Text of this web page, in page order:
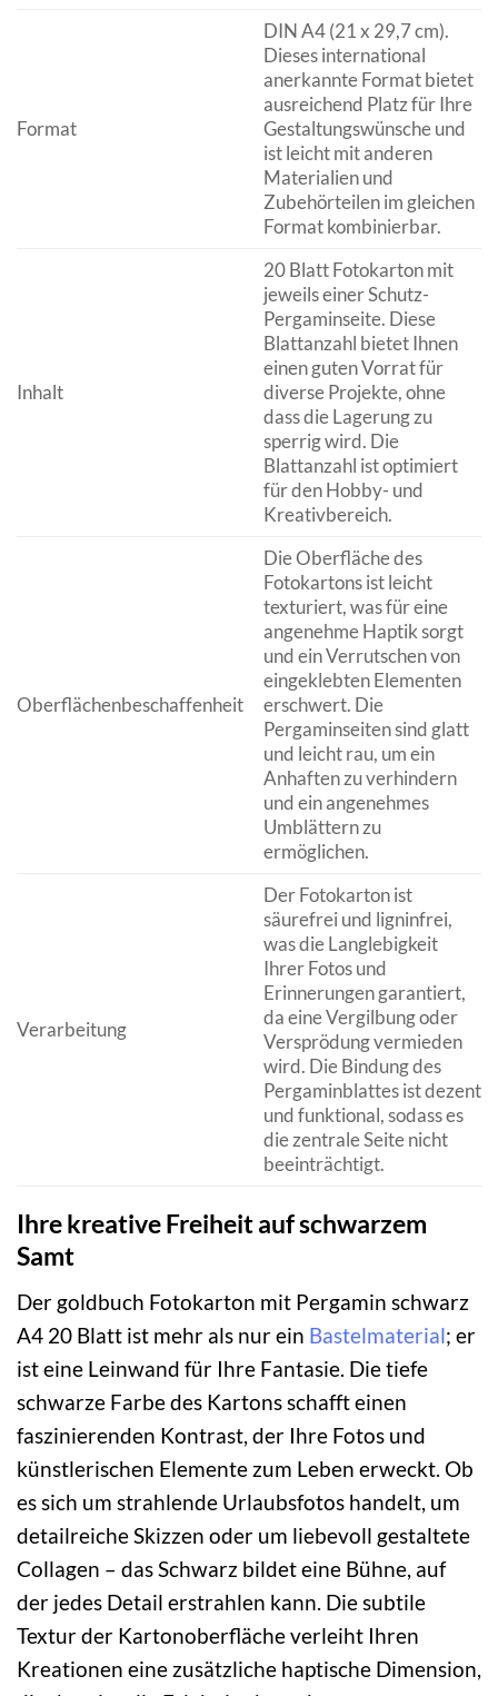
Format
DIN A4 (21 x 29,7 cm).
Dieses international
anerkannte Format bietet
ausreichend Platz für Ihre
Gestaltungswünsche und
ist leicht mit anderen
Materialien und
Zubehörteilen im gleichen
Format kombinierbar.
Inhalt
20 Blatt Fotokarton mit
jeweils einer Schutz-
Pergaminseite. Diese
Blattanzahl bietet Ihnen
einen guten Vorrat für
diverse Projekte, ohne
dass die Lagerung zu
sperrig wird. Die
Blattanzahl ist optimiert
für den Hobby- und
Kreativbereich.
Oberflächenbeschaffenheit
Die Oberfläche des
Fotokartons ist leicht
texturiert, was für eine
angenehme Haptik sorgt
und ein Verrutschen von
eingeklebten Elementen
erschwert. Die
Pergaminseiten sind glatt
und leicht rau, um ein
Anhaften zu verhindern
und ein angenehmes
Umblättern zu
ermöglichen.
Verarbeitung
Der Fotokarton ist
säurefrei und ligninfrei,
was die Langlebigkeit
Ihrer Fotos und
Erinnerungen garantiert,
da eine Vergilbung oder
Versprödung vermieden
wird. Die Bindung des
Pergaminblattes ist dezent
und funktional, sodass es
die zentrale Seite nicht
beeinträchtigt.
Ihre kreative Freiheit auf schwarzem
Samt
Der goldbuch Fotokarton mit Pergamin schwarz
A4 20 Blatt ist mehr als nur ein Bastelmaterial; er
ist eine Leinwand für Ihre Fantasie. Die tiefe
schwarze Farbe des Kartons schafft einen
faszinierenden Kontrast, der Ihre Fotos und
künstlerischen Elemente zum Leben erweckt. Ob
es sich um strahlende Urlaubsfotos handelt, um
detailreiche Skizzen oder um liebevoll gestaltete
Collagen – das Schwarz bildet eine Bühne, auf
der jedes Detail erstrahlen kann. Die subtile
Textur der Kartonoberfläche verleiht Ihren
Kreationen eine zusätzliche haptische Dimension,